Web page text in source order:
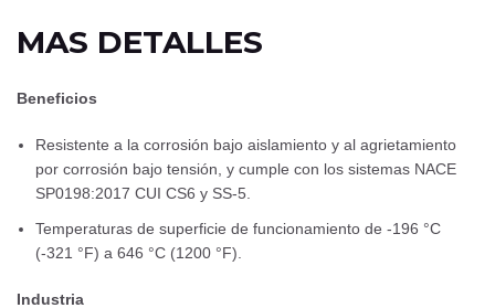
MAS DETALLES
Beneficios
Resistente a la corrosión bajo aislamiento y al agrietamiento
por corrosión bajo tensión, y cumple con los sistemas NACE
SP0198:2017 CUI CS6 y SS-5.
Temperaturas de superficie de funcionamiento de -196 °C
(-321 °F) a 646 °C (1200 °F).
Industria